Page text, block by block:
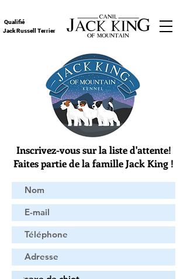
Qualifié
Jack Russell Terrier
Inscrivez-vous sur la liste d'attente!
Faites partie de la famille Jack King !